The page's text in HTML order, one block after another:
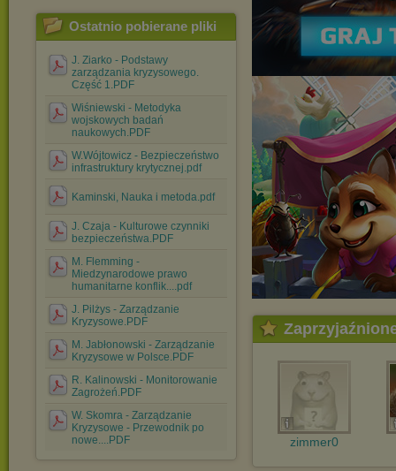
Ostatnio pobierane pliki
J. Ziarko - Podstawy
zarządzania kryzysowego.
Część 1.PDF
Wiśniewski - Metodyka
wojskowych badań
naukowych.PDF
W.Wójtowicz - Bezpieczeństwo
infrastruktury krytycznej.pdf
Kaminski, Nauka i metoda.pdf
J. Czaja - Kulturowe czynniki
bezpieczeństwa.PDF
M. Flemming -
Miedzynarodowe prawo
humanitarne konflik....pdf
J. Pilżys - Zarządzanie
Kryzysowe.PDF
M. Jabłonowski - Zarządzanie
Kryzysowe w Polsce.PDF
R. Kalinowski - Monitorowanie
Zagrożeń.PDF
W. Skomra - Zarządzanie
Kryzysowe - Przewodnik po
nowe....PDF
zimmer0